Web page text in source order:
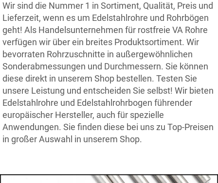
Wir sind die Nummer 1 in Sortiment, Qualität, Preis und
Lieferzeit, wenn es um Edelstahlrohre und Rohrbögen
geht! Als Handelsunternehmen für rostfreie VA Rohre
verfügen wir über ein breites Produktsortiment. Wir
bevorraten Rohrzuschnitte in außergewöhnlichen
Sonderabmessungen und Durchmessern. Sie können
diese direkt in unserem Shop bestellen. Testen Sie
unsere Leistung und entscheiden Sie selbst! Wir bieten
Edelstahlrohre und Edelstahlrohrbogen führender
europäischer Hersteller, auch für spezielle
Anwendungen. Sie finden diese bei uns zu Top-Preisen
in großer Auswahl in unserem Shop.